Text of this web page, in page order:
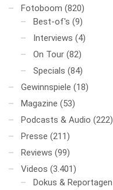
Fotoboom (820)
Best-of's (9)
Interviews (4)
On Tour (82)
Specials (84)
Gewinnspiele (18)
Magazine (53)
Podcasts & Audio (222)
Presse (211)
Reviews (99)
Videos (3.401)
Dokus & Reportagen